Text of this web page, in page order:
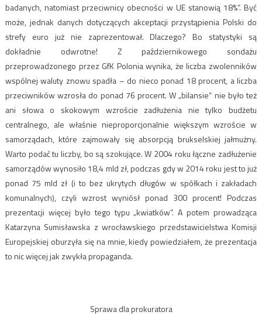
badanych, natomiast przeciwnicy obecności w UE stanowią 18%”. Być
może, jednak danych dotyczących akceptacji przystąpienia Polski do
strefy euro już nie zaprezentował. Dlaczego? Bo statystyki są
dokładnie odwrotne! Z październikowego sondażu
przeprowadzonego przez GfK Polonia wynika, że liczba zwolenników
wspólnej waluty znowu spadła – do nieco ponad 18 procent, a liczba
przeciwników wzrosła do ponad 76 procent. W „bilansie” nie było też
ani słowa o skokowym wzroście zadłużenia nie tylko budżetu
centralnego, ale właśnie nieproporcjonalnie większym wzroście w
samorządach, które zajmowały się absorpcją brukselskiej jałmużny.
Warto podać tu liczby, bo są szokujące. W 2004 roku łączne zadłużenie
samorządów wynosiło 18,4 mld zł, podczas gdy w 2014 roku jest to już
ponad 75 mld zł (i to bez ukrytych długów w spółkach i zakładach
komunalnych), czyli wzrost wyniósł ponad 300 procent! Podczas
prezentacji więcej było tego typu „kwiatków”. A potem prowadząca
Katarzyna Sumisławska z wrocławskiego przedstawicielstwa Komisji
Europejskiej oburzyła się na mnie, kiedy powiedziałem, że prezentacja
to nic więcej jak zwykła propaganda.
Sprawa dla prokuratora